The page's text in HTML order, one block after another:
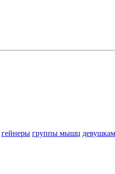
гейнеры группы мышц девушкам